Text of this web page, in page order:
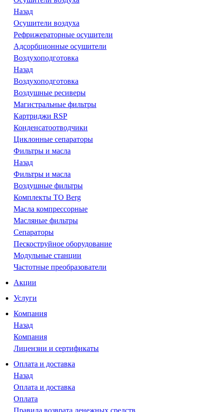
Назад
Осушители воздуха
Рефрижераторные осушители
Адсорбционные осушители
Воздухоподготовка
Назад
Воздухоподготовка
Воздушные ресиверы
Магистральные фильтры
Картриджи RSP
Конденсатоотводчики
Циклонные сепараторы
Фильтры и масла
Назад
Фильтры и масла
Воздушные фильтры
Комплекты ТО Berg
Масла компрессорные
Масляные фильтры
Сепараторы
Пескоструйное оборудование
Модульные станции
Частотные преобразователи
Акции
Услуги
Компания
Назад
Компания
Лицензии и сертификаты
Оплата и доставка
Назад
Оплата и доставка
Оплата
Правила возврата денежных средств